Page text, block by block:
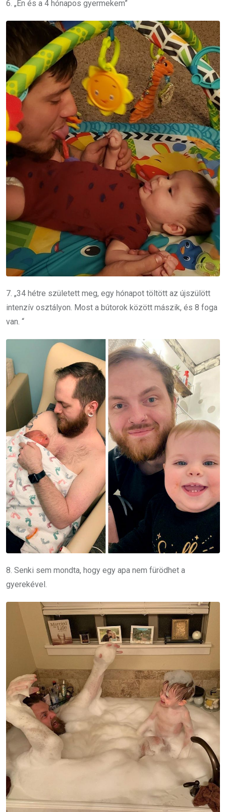
6. „Én és a 4 hónapos gyermekem”
7. „34 hétre született meg, egy hónapot töltött az újszülött
intenzív osztályon. Most a bútorok között mászik, és 8 foga
van. “
8. Senki sem mondta, hogy egy apa nem fürödhet a
gyerekével.